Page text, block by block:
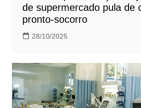
de supermercado pula de
pronto-socorro
28/10/2025